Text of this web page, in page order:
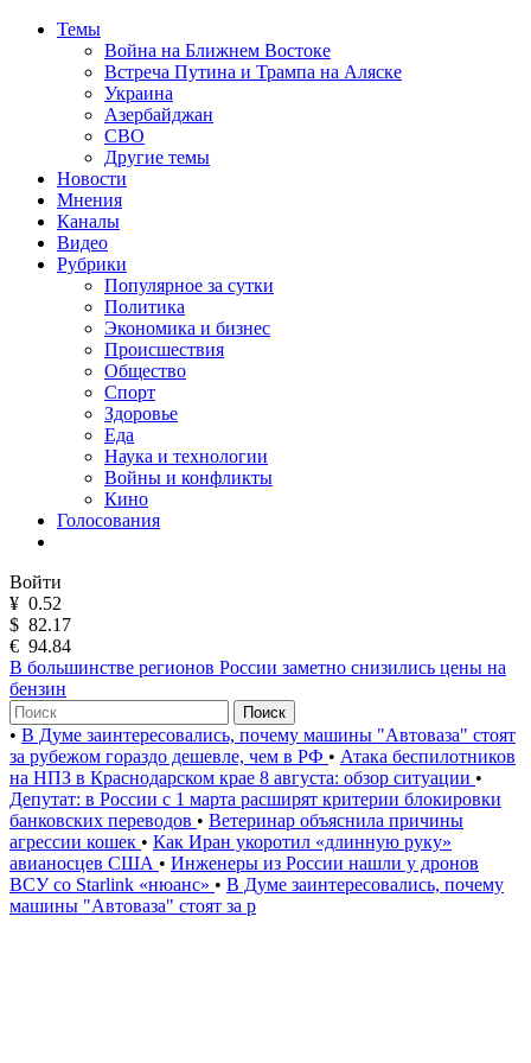
Темы
Война на Ближнем Востоке
Встреча Путина и Трампа на Аляске
Украина
Азербайджан
СВО
Другие темы
Новости
Мнения
Каналы
Видео
Рубрики
Популярное за сутки
Политика
Экономика и бизнес
Происшествия
Общество
Спорт
Здоровье
Еда
Наука и технологии
Войны и конфликты
Кино
Голосования
Войти
¥ 0.52
$ 82.17
€ 94.84
В большинстве регионов России заметно снизились цены на
бензин
Поиск
• В Думе заинтересовались, почему машины "Автоваза" стоят
за рубежом гораздо дешевле, чем в РФ • Атака беспилотников
на НПЗ в Краснодарском крае 8 августа: обзор ситуации •
Депутат: в России с 1 марта расширят критерии блокировки
банковских переводов • Ветеринар объяснила причины
агрессии кошек • Как Иран укоротил «длинную руку»
авианосцев США • Инженеры из России нашли у дронов
ВСУ со Starlink «нюанс» • В Думе заинтересовались, почему
машины "Автоваза" стоят за р